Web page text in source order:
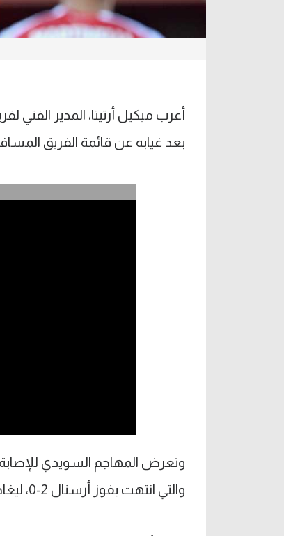
أعرب ميكيل أرتيتا، المدير
بعد غيابه عن قائمة الفريق
وتعرض المهاجم السويدي للإصابة
والتي انتهت بفوز أرسنال 2-0، ليغادر الملعب بين الشوطين.